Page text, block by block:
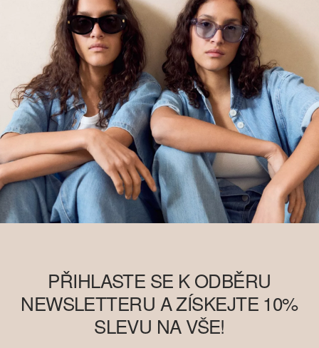
najdete nasoliver-group.com
PŘIHLASTE SE K ODBĚRU
NEWSLETTERU A ZÍSKEJTE 10%
SLEVU NA VŠE!